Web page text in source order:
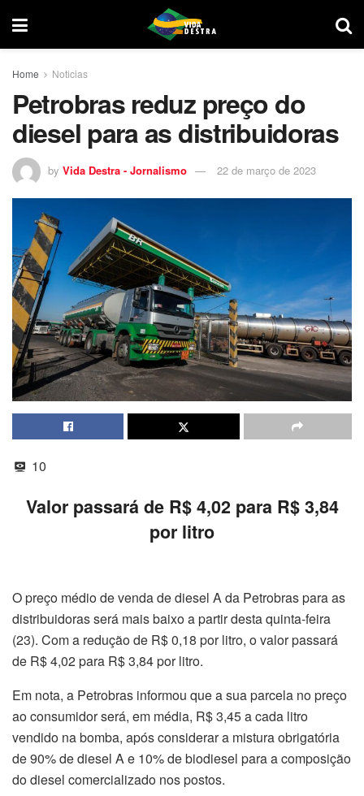
Home Noticias
Petrobras reduz preço do
diesel para as distribuidoras
by Vida Destra - Jornalismo 22 de março de 2023
10
Valor passará de R$ 4,02 para R$ 3,84
por litro
O preço médio de venda de diesel A da Petrobras para as
distribuidoras será mais baixo a partir desta quinta-feira
(23). Com a redução de R$ 0,18 por litro, o valor passará
de R$ 4,02 para R$ 3,84 por litro.
Em nota, a Petrobras informou que a sua parcela no preço
ao consumidor será, em média, R$ 3,45 a cada litro
vendido na bomba, após considerar a mistura obrigatória
de 90% de diesel A e 10% de biodiesel para a composição
do diesel comercializado nos postos.